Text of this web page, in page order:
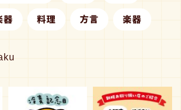
器 料理 方言 楽器